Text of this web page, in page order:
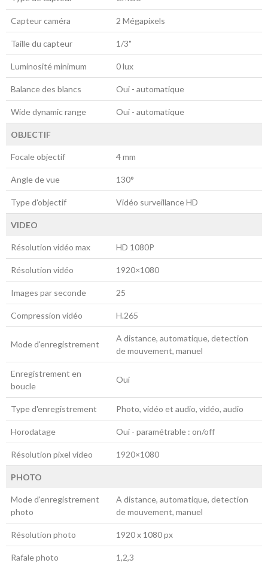
Capteur caméra 2 Mégapixels
Taille du capteur 1/3"
Luminosité minimum 0 lux
Balance des blancs Oui - automatique
Wide dynamic range Oui - automatique
OBJECTIF
Focale objectif 4 mm
Angle de vue 130°
Type d'objectif Vidéo surveillance HD
VIDEO
Résolution vidéo max HD 1080P
Résolution vidéo 1920×1080
Images par seconde 25
Compression vidéo H.265
Mode d'enregistrement
A distance, automatique, detection
de mouvement, manuel
Enregistrement en
boucle
Oui
Type d'enregistrement Photo, vidéo et audio, vidéo, audio
Horodatage Oui - paramétrable : on/off
Résolution pixel video 1920×1080
PHOTO
Mode d'enregistrement
photo
A distance, automatique, detection
de mouvement, manuel
Résolution photo 1920 x 1080 px
Rafale photo 1,2,3